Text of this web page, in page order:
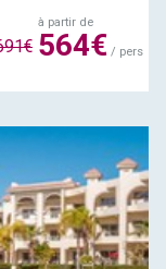
à partir de
564€/ pers